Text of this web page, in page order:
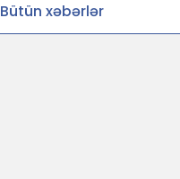
Bütün xəbərlər